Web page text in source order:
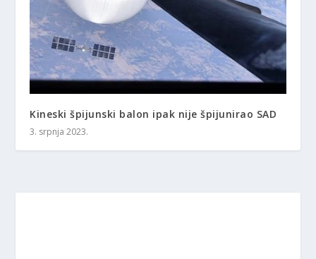
Kineski špijunski balon ipak nije špijunirao SAD
3. srpnja 2023.